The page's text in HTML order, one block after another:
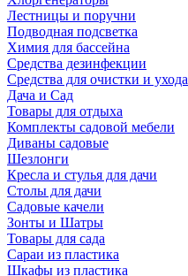
Лестницы и поручни
Подводная подсветка
Химия для бассейна
Средства дезинфекции
Средства для очистки и ухода
Дача и Сад
Товары для отдыха
Комплекты садовой мебели
Диваны садовые
Шезлонги
Кресла и стулья для дачи
Столы для дачи
Садовые качели
Зонты и Шатры
Товары для сада
Сараи из пластика
Шкафы из пластика